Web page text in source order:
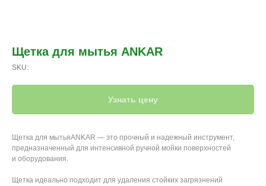
Щетка для мытья ANKAR
SKU:
Узнать цену
Щетка для мытьяANKAR — это прочный и надежный инструмент,
предназначенный для интенсивной ручной мойки поверхностей
и оборудования.
Щетка идеально подходит для удаления стойких загрязнений